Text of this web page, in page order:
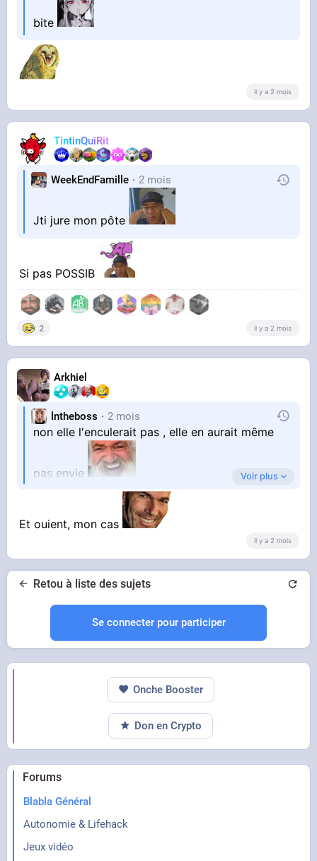
bite
il y a 2 mois
TintinQuiRit
WeekEndFamille 2 mois
Jti jure mon pôte
Si pas POSSIB
2 il y a 2 mois
Arkhiel
lntheboss 2 mois
non elle l'enculerait pas , elle en aurait même
pas envie
celles qui te laissent baiser ailleurs , au moins le
Voir plus
Et ouient, mon cas
il y a 2 mois
Retou à liste des sujets
Se connecter pour participer
Forums
Blabla Général
Autonomie & Lifehack
Jeux vidéo
Onche Booster
Don en Crypto